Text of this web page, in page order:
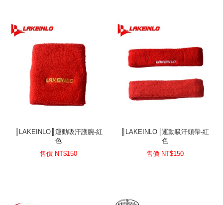
║LAKEINLO║運動吸汗護腕-紅
色
售價 NT$150
║LAKEINLO║運動吸汗頭帶-紅
色
售價 NT$150